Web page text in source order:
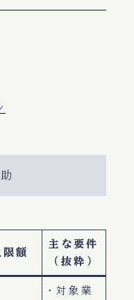
限額
主な要件
（抜粋）
・対象業